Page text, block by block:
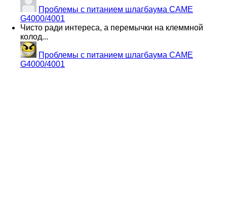
Проблемы с питанием шлагбаума CAME
G4000/4001
Чисто ради интереса, а перемычки на клеммной
колод...
Проблемы с питанием шлагбаума CAME
G4000/4001